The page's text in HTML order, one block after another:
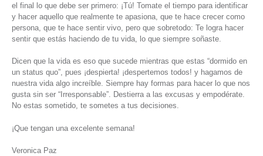
el final lo que debe ser primero: ¡Tú! Tomate el tiempo para identificar
y hacer aquello que realmente te apasiona, que te hace crecer como
persona, que te hace sentir vivo, pero que sobretodo: Te logra hacer
sentir que estás haciendo de tu vida, lo que siempre soñaste.
Dicen que la vida es eso que sucede mientras que estas “dormido en
un status quo”, pues ¡despierta! ¡despertemos todos! y hagamos de
nuestra vida algo increíble. Siempre hay formas para hacer lo que nos
gusta sin ser “Irresponsable”. Destierra a las excusas y empodérate.
No estas sometido, te sometes a tus decisiones.
¡Que tengan una excelente semana!
Veronica Paz